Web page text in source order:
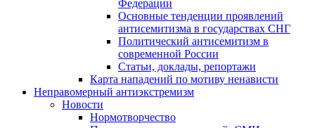
Федерации
Основные тенденции проявлений
антисемитизма в государствах СНГ
Политический антисемитизм в
современной России
Статьи, доклады, репортажи
Карта нападений по мотиву ненависти
Неправомерный антиэкстремизм
Новости
Нормотворчество